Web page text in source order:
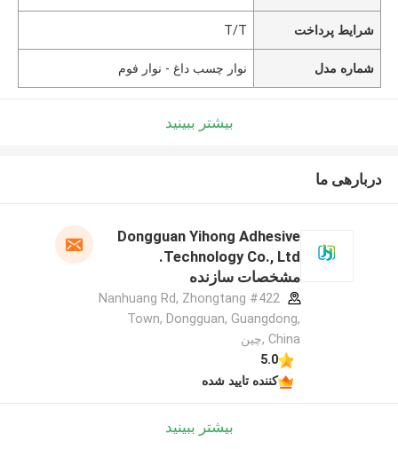
شرایط پرداخت T/T
شماره مدل نوار چسب داغ - نوار فوم
بیشتر ببینید
دربارهی ما
Dongguan Yihong Adhesive
Technology Co., Ltd.
مشخصات سازنده
#422 Nanhuang Rd, Zhongtang
Town, Dongguan, Guangdong,
China ,چین
5.0
کننده تایید شده
بیشتر ببینید